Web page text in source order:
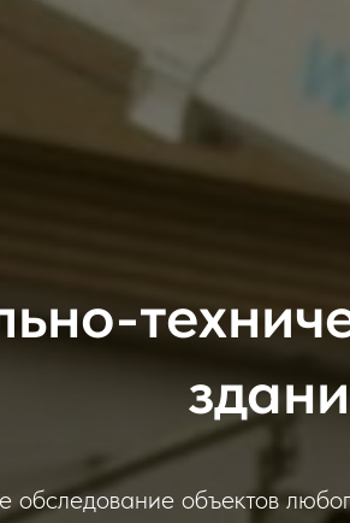
обследование объектов